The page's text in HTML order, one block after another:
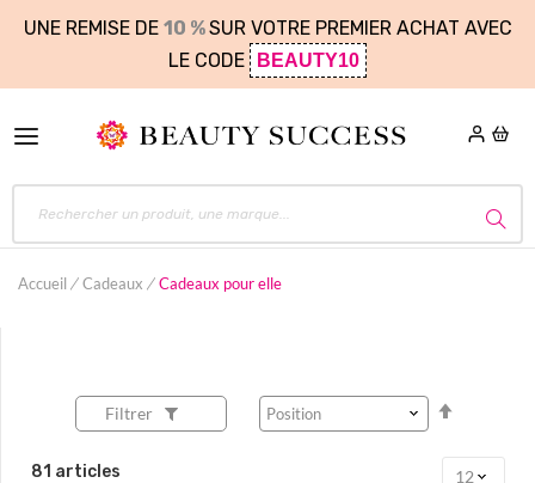
UNE REMISE DE 10 %SUR VOTRE PREMIER ACHAT AVEC
LE CODE
BEAUTY10
Accueil Cadeaux Cadeaux pour elle
Filtrer
81 articles